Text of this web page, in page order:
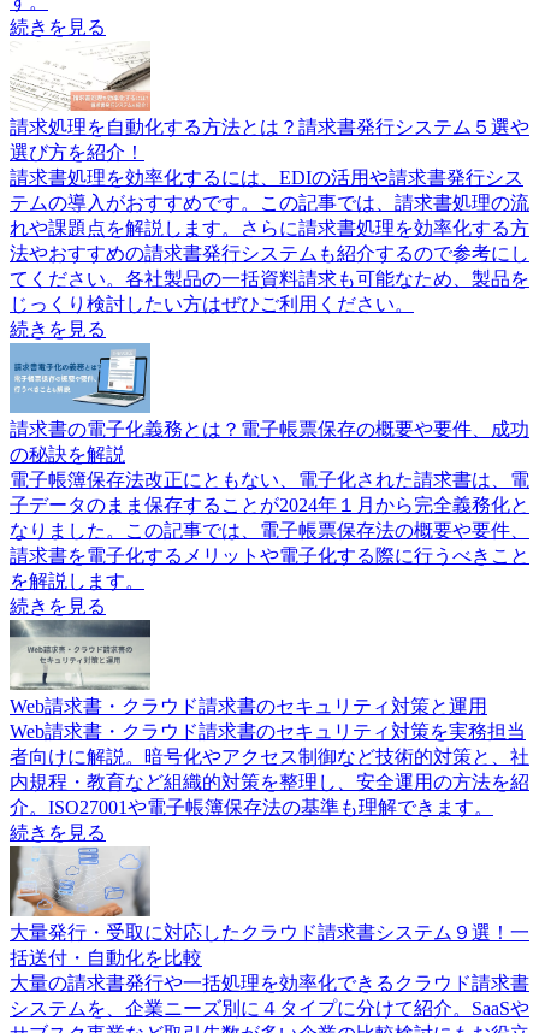
続きを見る
請求処理を自動化する方法とは？請求書発行システム５選や
選び方を紹介！
請求書処理を効率化するには、EDIの活用や請求書発行シス
テムの導入がおすすめです。この記事では、請求書処理の流
れや課題点を解説します。さらに請求書処理を効率化する方
法やおすすめの請求書発行システムも紹介するので参考にし
てください。各社製品の一括資料請求も可能なため、製品を
じっくり検討したい方はぜひご利用ください。
続きを見る
請求書の電子化義務とは？電子帳票保存の概要や要件、成功
の秘訣を解説
電子帳簿保存法改正にともない、電子化された請求書は、電
子データのまま保存することが2024年１月から完全義務化と
なりました。この記事では、電子帳票保存法の概要や要件、
請求書を電子化するメリットや電子化する際に行うべきこと
を解説します。
続きを見る
Web請求書・クラウド請求書のセキュリティ対策と運用
Web請求書・クラウド請求書のセキュリティ対策を実務担当
者向けに解説。暗号化やアクセス制御など技術的対策と、社
内規程・教育など組織的対策を整理し、安全運用の方法を紹
介。ISO27001や電子帳簿保存法の基準も理解できます。
続きを見る
大量発行・受取に対応したクラウド請求書システム９選！一
括送付・自動化を比較
大量の請求書発行や一括処理を効率化できるクラウド請求書
システムを、企業ニーズ別に４タイプに分けて紹介。SaaSや